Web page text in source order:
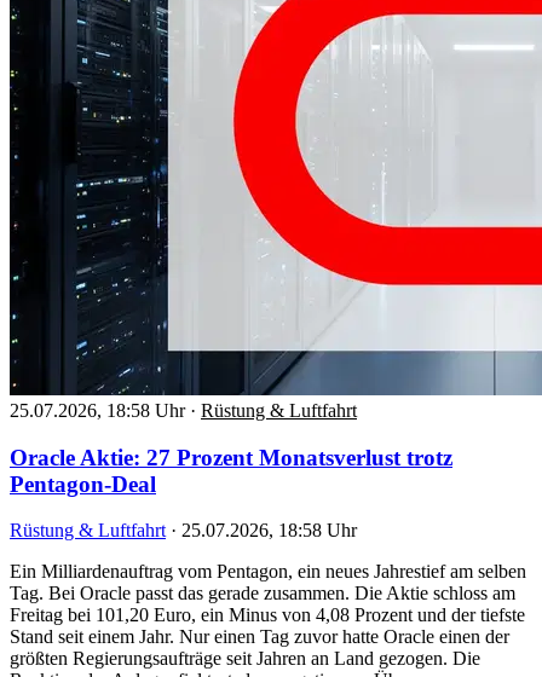
25.07.2026, 18:58 Uhr · Rüstung & Luftfahrt
Oracle Aktie: 27 Prozent Monatsverlust trotz
Pentagon-Deal
Rüstung & Luftfahrt · 25.07.2026, 18:58 Uhr
Ein Milliardenauftrag vom Pentagon, ein neues Jahrestief am selben
Tag. Bei Oracle passt das gerade zusammen. Die Aktie schloss am
Freitag bei 101,20 Euro, ein Minus von 4,08 Prozent und der tiefste
Stand seit einem Jahr. Nur einen Tag zuvor hatte Oracle einen der
größten Regierungsaufträge seit Jahren an Land gezogen. Die